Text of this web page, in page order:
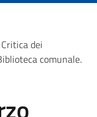
dei
comunale.